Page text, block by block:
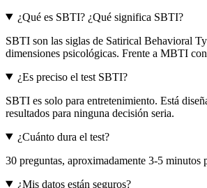
¿Qué es SBTI? ¿Qué significa SBTI?
SBTI son las siglas de Satirical Behavioral
dimensiones psicológicas. Frente a MBTI
¿Es preciso el test SBTI?
SBTI es solo para entretenimiento. Está
resultados para ninguna decisión seria.
¿Cuánto dura el test?
30 preguntas, aproximadamente 3-5 minutos
¿Mis datos están seguros?